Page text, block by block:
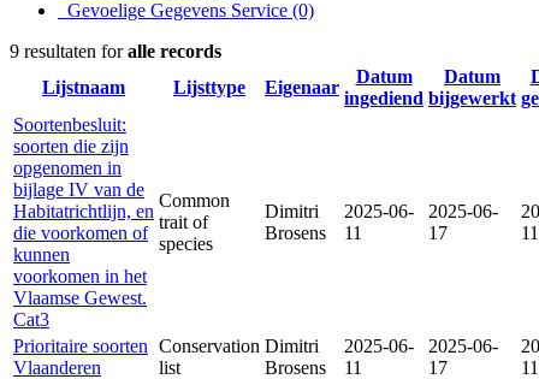
Gevoelige Gegevens Service (0)
9 resultaten foralle records
Lijstnaam
Lijsttype Eigenaar
Datum
ingediend
Datum
bijgewerkt
Soortenbesluit:
soorten die zijn
opgenomen in
bijlage IV van de
Habitatrichtlijn, en
die voorkomen of
kunnen
voorkomen in het
Vlaamse Gewest.
Cat3
Common
trait of
species
Dimitri
Brosens
2025-06-
11
2025-06-
17
11
Prioritaire soorten
Vlaanderen
Conservation
list
Dimitri
Brosens
2025-06-
11
2025-06-
17
11